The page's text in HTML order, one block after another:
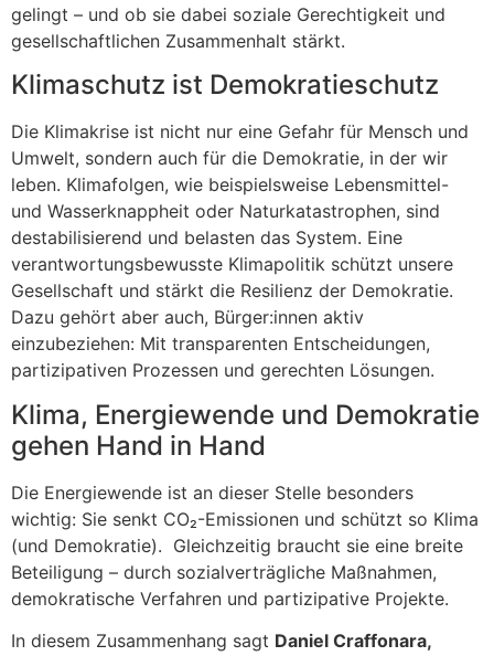
gelingt – und ob sie dabei soziale Gerechtigkeit und
gesellschaftlichen Zusammenhalt stärkt.
Klimaschutz ist Demokratieschutz
Die Klimakrise ist nicht nur eine Gefahr für Mensch und
Umwelt, sondern auch für die Demokratie, in der wir
leben. Klimafolgen, wie beispielsweise Lebensmittel-
und Wasserknappheit oder Naturkatastrophen, sind
destabilisierend und belasten das System. Eine
verantwortungsbewusste Klimapolitik schützt unsere
Gesellschaft und stärkt die Resilienz der Demokratie.
Dazu gehört aber auch, Bürger:innen aktiv
einzubeziehen: Mit transparenten Entscheidungen,
partizipativen Prozessen und gerechten Lösungen.
Klima, Energiewende und Demokratie
gehen Hand in Hand
Die Energiewende ist an dieser Stelle besonders
wichtig: Sie senkt CO₂-Emissionen und schützt so Klima
(und Demokratie). Gleichzeitig braucht sie eine breite
Beteiligung – durch sozialverträgliche Maßnahmen,
demokratische Verfahren und partizipative Projekte.
In diesem Zusammenhang sagt Daniel Craffonara,